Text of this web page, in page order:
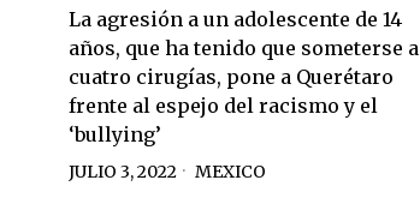
La agresión a un adolescente de 14
años, que ha tenido que someterse a
cuatro cirugías, pone a Querétaro
frente al espejo del racismo y el
‘bullying’
JULIO 3, 2022 MEXICO